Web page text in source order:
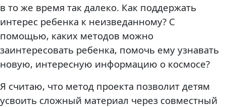
в то же время так далеко. Как поддержать
интерес ребенка к неизведанному? С
помощью, каких методов можно
заинтересовать ребенка, помочь ему узнавать
новую, интересную информацию о космосе?
Я считаю, что метод проекта позволит детям
усвоить сложный материал через совместный